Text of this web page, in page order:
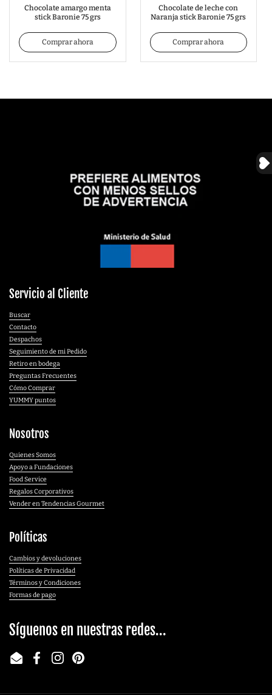
Chocolate amargo menta
stick Baronie 75 grs
Comprar ahora
Chocolate de leche con
Naranja stick Baronie 75 grs
Comprar ahora
Servicio al Cliente
Buscar
Contacto
Despachos
Seguimiento de mi Pedido
Retiro en bodega
Preguntas Frecuentes
Cómo Comprar
YUMMY puntos
Nosotros
Quienes Somos
Apoyo a Fundaciones
Food Service
Regalos Corporativos
Vender en Tendencias Gourmet
Políticas
Cambios y devoluciones
Políticas de Privacidad
Términos y Condiciones
Formas de pago
Síguenos en nuestras redes...
Email FacebookInstagramPinterest